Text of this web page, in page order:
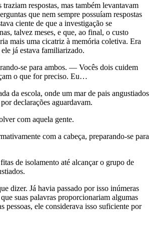
traziam respostas, mas também levantavam
que nem sempre possuíam respostas
ciente de que a investigação se
talvez meses, e que, ao final, o custo
mais uma cicatriz à memória coletiva. Era
já estava familiarizado.
se para ambos. — Vocês dois cuidem
o que for preciso. Eu…
da escola, onde um mar de pais angustiados
declarações aguardavam.
com aquela gente.
com a cabeça, preparando-se para
de isolamento até alcançar o grupo de
dizer. Já havia passado por isso inúmeras
suas palavras proporcionariam algumas
pessoas, ele considerava isso suficiente por